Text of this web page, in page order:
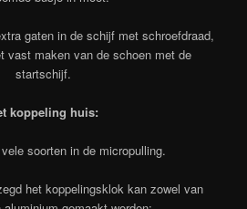
gaten in de schijf met schroefdraad,
vast maken van de schoen met de
startschijf.
koppeling huis:
soorten in de micropulling.
het koppelingsklok kan zowel van